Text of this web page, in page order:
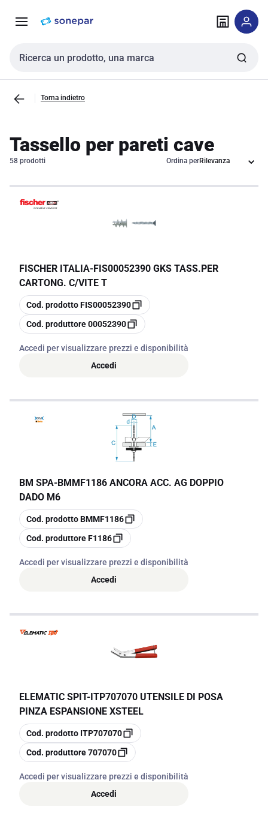
navigazione alla
Cerca input
Torna indietro
Tassello per pareti cave
58 prodotti Ordina per
FISCHER ITALIA-FIS00052390 GKS TASS.PER
CARTONG. C/VITE T
copia
Cod. prodottoFIS00052390
copia
Cod. produttore00052390
Accedi per visualizzare prezzi e disponibilità
Accedi
BM SPA-BMMF1186 ANCORA ACC. AG DOPPIO
DADO M6
copia
Cod. prodottoBMMF1186
copia
Cod. produttoreF1186
Accedi per visualizzare prezzi e disponibilità
Accedi
ELEMATIC SPIT-ITP707070 UTENSILE DI POSA
PINZA ESPANSIONE XSTEEL
copia
Cod. prodotto ITP707070
copia
Cod. produttore707070
Accedi per visualizzare prezzi e disponibilità
Accedi